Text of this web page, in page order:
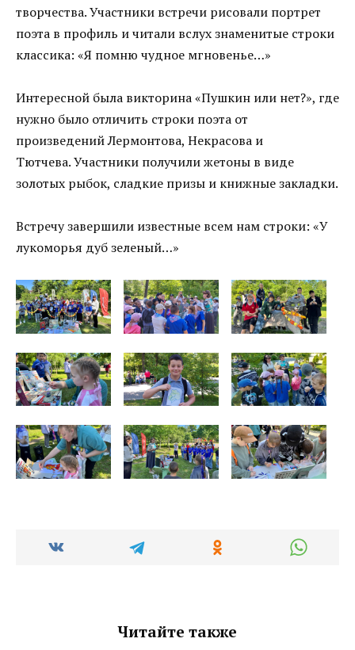
творчества. Участники встречи рисовали портрет
поэта в профиль и читали вслух знаменитые строки
классика: «Я помню чудное мгновенье…»
Интересной была викторина «Пушкин или нет?», где
нужно было отличить строки поэта от
произведений Лермонтова, Некрасова и
Тютчева. Участники получили жетоны в виде
золотых рыбок, сладкие призы и книжные закладки.
Встречу завершили известные всем нам строки: «У
лукоморья дуб зеленый…»
Читайте также